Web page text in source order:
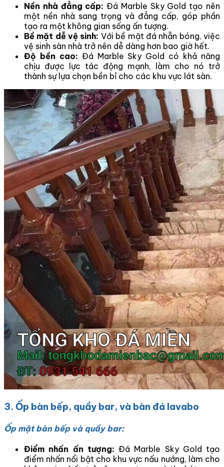
Nền nhà đẳng cấp: Đá Marble Sky Gold tạo nên
một nền nhà sang trọng và đẳng cấp, góp phần
tạo ra một không gian sống ấn tượng.
Bề mặt dễ vệ sinh: Với bề mặt đá nhẵn bóng, việc
vệ sinh sàn nhà trở nên dễ dàng hơn bao giờ hết.
Độ bền cao: Đá Marble Sky Gold có khả năng
chịu được lực tác động mạnh, làm cho nó trở
thành sự lựa chọn bền bỉ cho các khu vực lát sàn.
3. Ốp bàn bếp, quầy bar, và bàn đá lavabo
Ốp mặt bàn bếp và quầy bar:
Điểm nhấn ấn tượng: Đá Marble Sky Gold tạo
điểm nhấn nổi bật cho khu vực nấu nướng, làm cho